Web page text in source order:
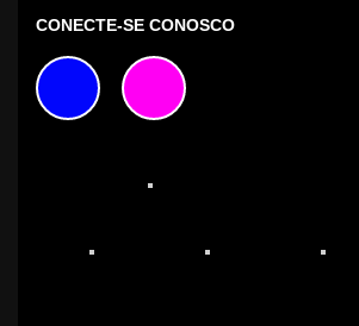
CONECTE-SE CONOSCO